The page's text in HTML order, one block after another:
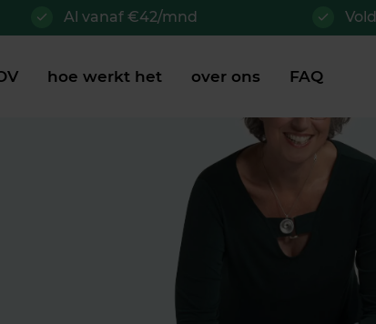
Al vanaf €42/mnd
hoe werkt het over ons FAQ